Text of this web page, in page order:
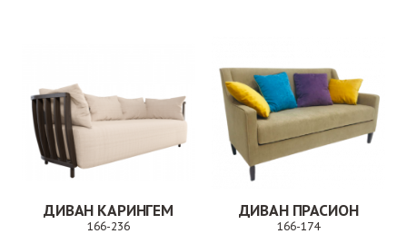
ДИВАН КАРИНГЕМ
166-236
ДИВАН ПРАСИОН
166-174